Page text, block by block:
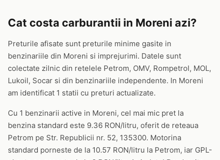
Cat costa carburantii in Moreni azi?
Preturile afisate sunt preturile minime gasite in
benzinariile din Moreni si imprejurimi. Datele sunt
colectate zilnic din retelele Petrom, OMV, Rompetrol, MOL,
Lukoil, Socar si din benzinariile independente. In Moreni
am identificat 1 statii cu preturi actualizate.
Cu 1 benzinarii active in Moreni, cel mai mic pret la
benzina standard este 9.36 RON/litru, oferit de reteaua
Petrom pe Str. Republicii nr. 52, 135300. Motorina
standard porneste de la 10.57 RON/litru la Petrom, iar GPL-